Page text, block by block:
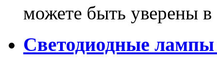
можете быть уверены
Светодиодные